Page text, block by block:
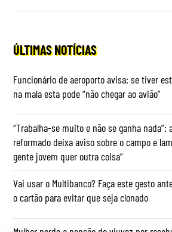
ÚLTIMAS NOTÍCIAS
Funcionário de aeroporto avisa: se tiver
na mala esta pode “não chegar ao avião”
“Trabalha-se muito e não se ganha nada”:
reformado deixa aviso sobre o campo e
gente jovem quer outra coisa”
Vai usar o Multibanco? Faça este gesto
o cartão para evitar que seja clonado